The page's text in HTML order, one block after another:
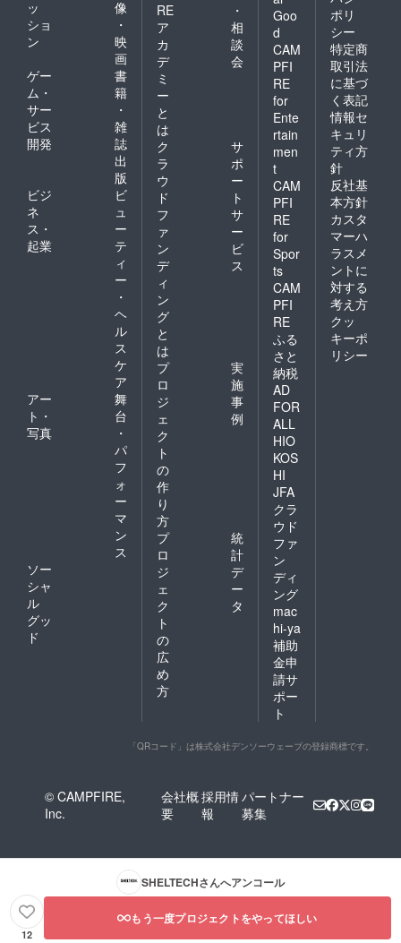
ッ
ショ
ン
像
・
映
画
ゲー
ム・
サー
ビス
開発
書
籍
・
雑
誌
出
版
ビジ
ネ
ス・
起業
ビ
ュ
ー
テ
ィ
ー
・
ヘ
ル
ス
ケ
ア
アー
ト・
写真
舞
台
・
パ
フ
ォ
ー
マ
ン
ス
ソー
シャ
ル
グッ
ド
RE
ア
カ
デ
ミ
ー
と
は
・
相
談
会
ク
ラ
ウ
ド
フ
ァ
ン
デ
ィ
ン
グ
と
は
サ
ポ
ー
ト
サ
ー
ビ
ス
プ
ロ
ジ
ェ
ク
ト
の
作
り
方
実
施
事
例
プ
ロ
ジ
ェ
ク
ト
の
広
め
方
統
計
デ
ー
タ
Goo
d
CAM
PFI
RE
for
Ente
rtain
men
t
CAM
PFI
RE
for
Spor
ts
CAM
PFI
RE
ふる
さと
納税
AD
FOR
ALL
HIO
KOS
HI
JFA
クラ
ウド
ファ
ン
ディ
ング
mac
hi-ya
補助
金申
請サ
ポー
ト
ポリ
シー
特定商
取引法
に基づ
く表記
情報セ
キュリ
ティ方
針
反社基
本方針
カスタ
マーハ
ラスメ
ントに
対する
考え方
クッ
キーポ
リシー
「QRコード」は株式会社デンソーウェーブの登録商標です。
© CAMPFIRE,
Inc.
会社概
要
採用情
報
パートナー
募集
SHELTECHさんへアンコール
12
もう一度プロジェクトをやってほしい